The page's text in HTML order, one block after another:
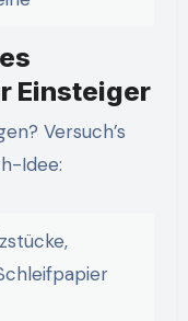
Einsteiger
Versuch’s
Idee: